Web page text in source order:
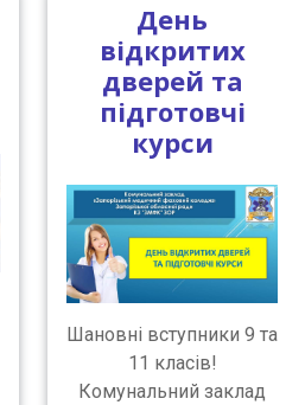
День
відкритих
дверей та
підготовчі
курси
Шановні вступники 9 та
11 класів!
Комунальний заклад